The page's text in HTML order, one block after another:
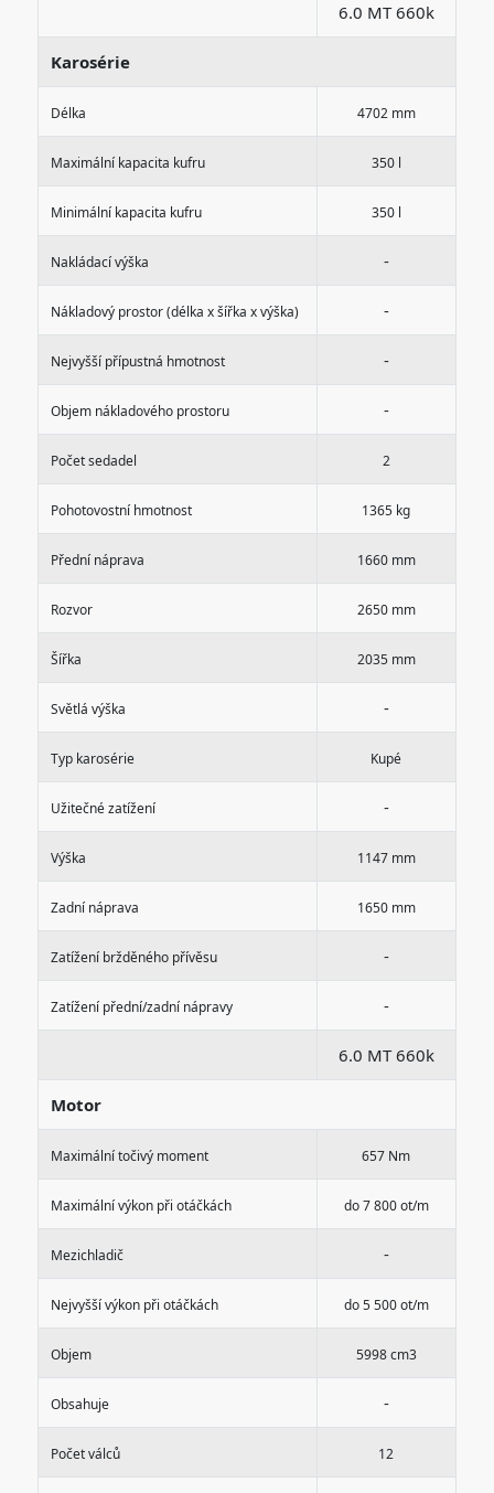
6.0 MT 660k
Karosérie
Délka 4702 mm
Maximální kapacita kufru 350 l
Minimální kapacita kufru 350 l
Nakládací výška -
Nákladový prostor (délka x šířka x výška) -
Nejvyšší přípustná hmotnost -
Objem nákladového prostoru -
Počet sedadel 2
Pohotovostní hmotnost 1365 kg
Přední náprava 1660 mm
Rozvor 2650 mm
Šířka 2035 mm
Světlá výška -
Typ karosérie Kupé
Užitečné zatížení -
Výška 1147 mm
Zadní náprava 1650 mm
Zatížení bržděného přívěsu -
Zatížení přední/zadní nápravy -
6.0 MT 660k
Motor
Maximální točivý moment 657 Nm
Maximální výkon při otáčkách do 7 800 ot/m
Mezichladič -
Nejvyšší výkon při otáčkách do 5 500 ot/m
Objem 5998 cm3
Obsahuje -
Počet válců 12